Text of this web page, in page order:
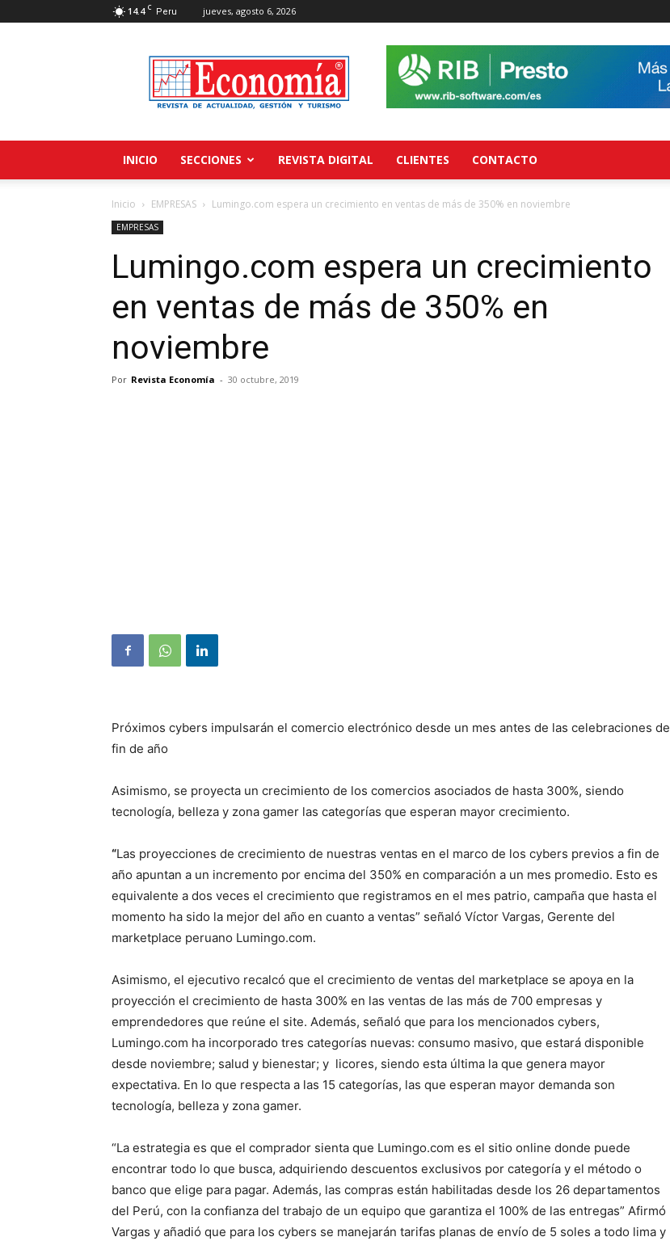
14.4 C Peru jueves, agosto 6, 2026
Revista
Economía
INICIO SECCIONES REVISTA DIGITAL CLIENTES CONTACTO
Inicio EMPRESAS Lumingo.com espera un crecimiento en ventas de más de 350% en noviembre
EMPRESAS
Lumingo.com espera un crecimiento
en ventas de más de 350% en
noviembre
Por Revista Economía - 30 octubre, 2019
Próximos cybers impulsarán el comercio electrónico desde un mes antes de las celebraciones de
fin de año
Asimismo, se proyecta un crecimiento de los comercios asociados de hasta 300%, siendo
tecnología, belleza y zona gamer las categorías que esperan mayor crecimiento.
“Las proyecciones de crecimiento de nuestras ventas en el marco de los cybers previos a fin de
año apuntan a un incremento por encima del 350% en comparación a un mes promedio. Esto es
equivalente a dos veces el crecimiento que registramos en el mes patrio, campaña que hasta el
momento ha sido la mejor del año en cuanto a ventas” señaló Víctor Vargas, Gerente del
marketplace peruano Lumingo.com.
Asimismo, el ejecutivo recalcó que el crecimiento de ventas del marketplace se apoya en la
proyección el crecimiento de hasta 300% en las ventas de las más de 700 empresas y
emprendedores que reúne el site. Además, señaló que para los mencionados cybers,
Lumingo.com ha incorporado tres categorías nuevas: consumo masivo, que estará disponible
desde noviembre; salud y bienestar; y licores, siendo esta última la que genera mayor
expectativa. En lo que respecta a las 15 categorías, las que esperan mayor demanda son
tecnología, belleza y zona gamer.
“La estrategia es que el comprador sienta que Lumingo.com es el sitio online donde puede
encontrar todo lo que busca, adquiriendo descuentos exclusivos por categoría y el método o
banco que elige para pagar. Además, las compras están habilitadas desde los 26 departamentos
del Perú, con la confianza del trabajo de un equipo que garantiza el 100% de las entregas” Afirmó
Vargas y añadió que para los cybers se manejarán tarifas planas de envío de 5 soles a todo lima y